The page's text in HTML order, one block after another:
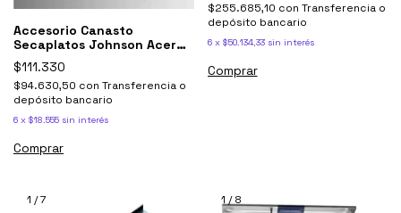
Accesorio Canasto
Secaplatos Johnson Acero
Luxor Caselu
$111.330
$94.630,50 con Transferencia o
depósito bancario
6 x $18.555 sin interés
$255.685,10 con Transferencia o
depósito bancario
6 x $50.134,33 sin interés
1 /7 1/8